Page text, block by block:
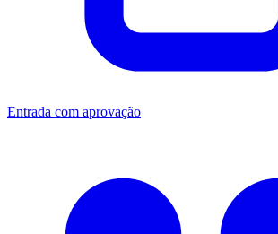
Entrada com aprovação